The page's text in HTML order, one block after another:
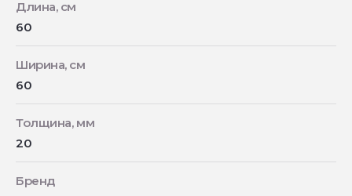
Длина, см
60
Ширина, см
60
Толщина, мм
20
Бренд